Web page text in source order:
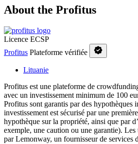
About the Profitus
Licence ECSP
Profitus Plateforme vérifiée
Lituanie
Profitus est une plateforme de
avec un investissement minimum de 100
Profitus sont garantis par des hypothèques
investissement est sécurisé par une
hypothèque sur la propriété, ainsi que par
exemple, une caution ou une garantie). Les
par Lemonway, un fournisseur de services